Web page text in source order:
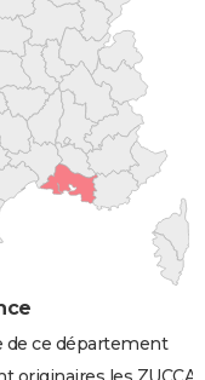
de ce département